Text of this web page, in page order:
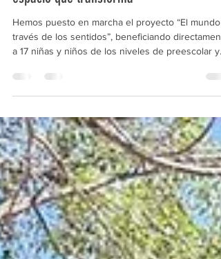
espacio que transforma
Hemos puesto en marcha el proyecto “El mundo
través de los sentidos”, beneficiando
a 17 niñas y niños de los niveles de preescolar y